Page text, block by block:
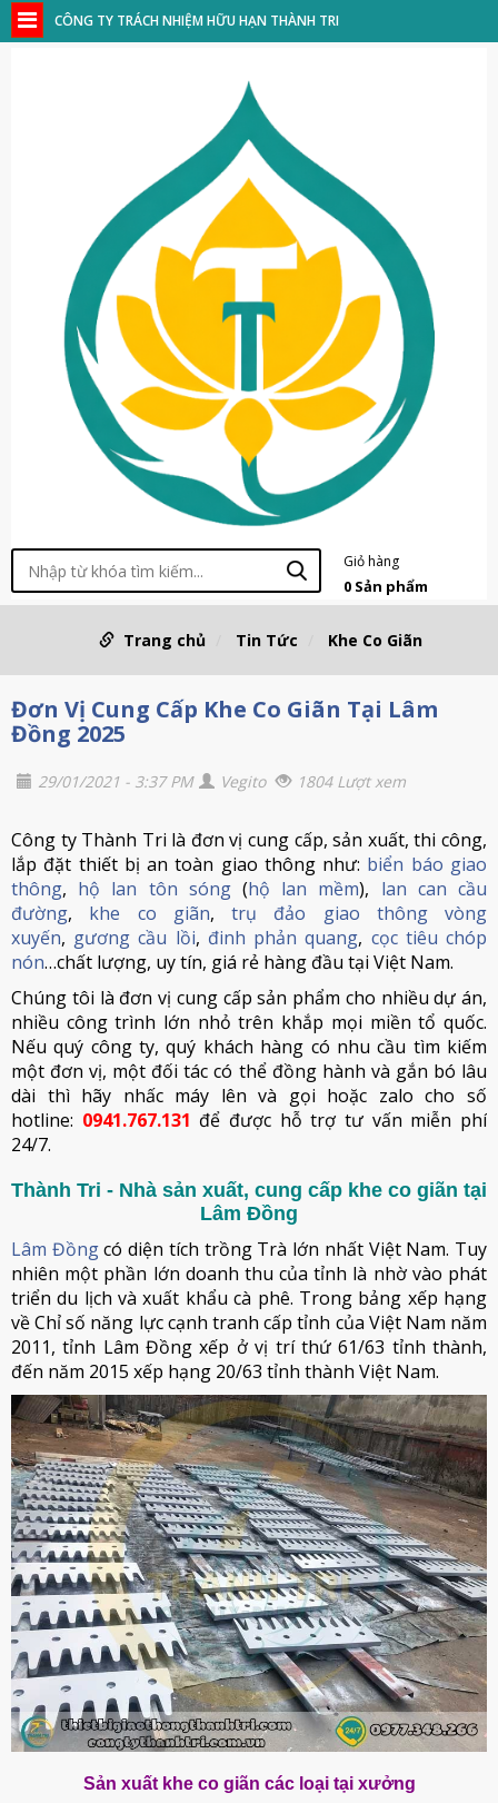
CÔNG TY TRÁCH NHIỆM HỮU HẠN THÀNH TRI
Giỏ hàng
0 Sản phẩm
Trang chủ Tin Tức Khe Co Giãn
Đơn Vị Cung Cấp Khe Co Giãn Tại Lâm
Đồng 2025
29/01/2021 - 3:37 PM Vegito 1804 Lượt xem
Công ty Thành Tri là đơn vị cung cấp, sản xuất, thi công,
lắp đặt thiết bị an toàn giao thông như: biển báo giao
thông, hộ lan tôn sóng(hộ lan mềm), lan can cầu
đường, khe co giãn, trụ đảo giao thông vòng
xuyến, gương cầu lồi, đinh phản quang, cọc tiêu chóp
nón…chất lượng, uy tín, giá rẻ hàng đầu tại Việt Nam.
Chúng tôi là đơn vị cung cấp sản phẩm cho nhiều dự án,
nhiều công trình lớn nhỏ trên khắp mọi miền tổ quốc.
Nếu quý công ty, quý khách hàng có nhu cầu tìm kiếm
một đơn vị, một đối tác có thể đồng hành và gắn bó lâu
dài thì hãy nhấc máy lên và gọi hoặc zalo cho số
hotline: 0941.767.131 để được hỗ trợ tư vấn miễn phí
24/7.
Thành Tri - Nhà sản xuất, cung cấp khe co giãn tại
Lâm Đồng
Lâm Đồngcó diện tích trồng Trà lớn nhất Việt Nam. Tuy
nhiên một phần lớn doanh thu của tỉnh là nhờ vào phát
triển du lịch và xuất khẩu cà phê. Trong bảng xếp hạng
về Chỉ số năng lực cạnh tranh cấp tỉnh của Việt Nam năm
2011, tỉnh Lâm Đồng xếp ở vị trí thứ 61/63 tỉnh thành,
đến năm 2015 xếp hạng 20/63 tỉnh thành Việt Nam.
Sản xuất khe co giãn các loại tại xưởng